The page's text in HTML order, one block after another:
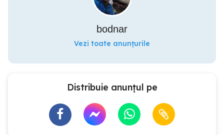
bodnar
Vezi toate anunțurile
Distribuie anunțul pe